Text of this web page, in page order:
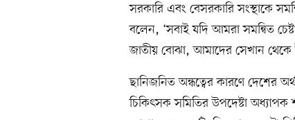
সরকারি এবং বেসরকারি সংস্থাকে
বলেন, ‘সবাই যদি আমরা সমন্বিত
জাতীয় বোঝা, আমাদের সেখান থেকে
ছানিজনিত অন্ধত্বের কারণে দেশের
চিকিৎসক সমিতির উপদেষ্টা